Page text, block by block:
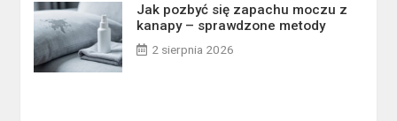
Jak pozbyć się zapachu moczu z
kanapy – sprawdzone metody
2 sierpnia 2026